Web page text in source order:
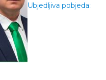
Ubjedljiva pobjeda: